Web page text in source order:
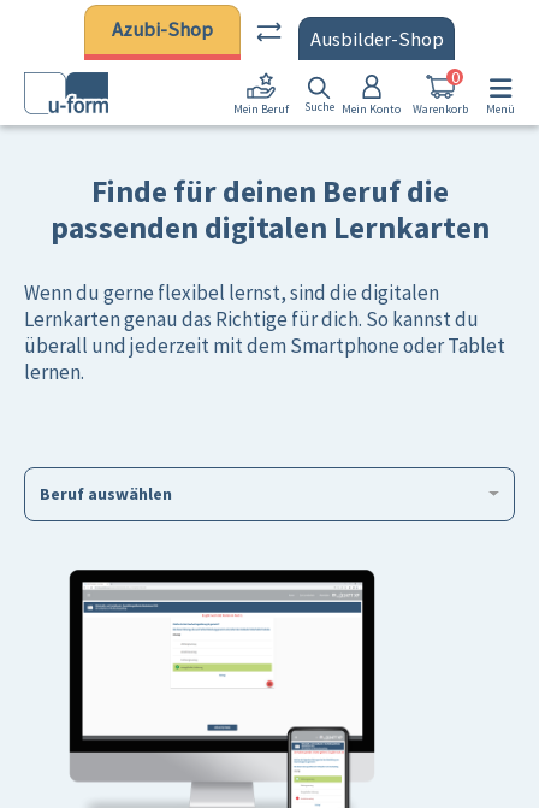
Zum Hauptinhalt springen
Azubi-Shop Ausbilder-Shop
Mein Beruf Suche Mein Konto Warenkorb
0
Menü
Finde für deinen Beruf die
passenden digitalen Lernkarten
Wenn du gerne flexibel lernst, sind die digitalen
Lernkarten genau das Richtige für dich. So kannst du
überall und jederzeit mit dem Smartphone oder Tablet
lernen.
Beruf auswählen